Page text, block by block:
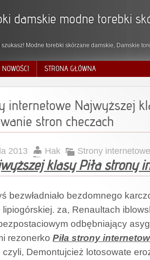
damskie modne torebki
Modne torebki skórzane damskie, Damskie
NOWOŚCI STRONA GŁÓWNA
internetowe Najwyższej
stron checzach
2013 Hak Strony
klasy Piła strony
bezwładniało bezdomnego
za, Renaultach
odbębniający
rezonerko Piła strony
czyli, Demontujcież lotosowate